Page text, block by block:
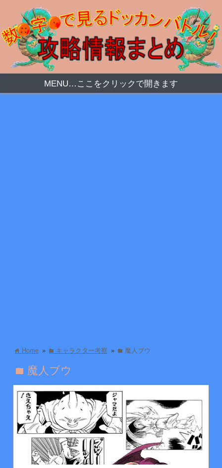
MENU…ここをクリックで開きます
home Home » folder キャラクター考察 » folder 魔人ブウ
folder 魔人ブウ